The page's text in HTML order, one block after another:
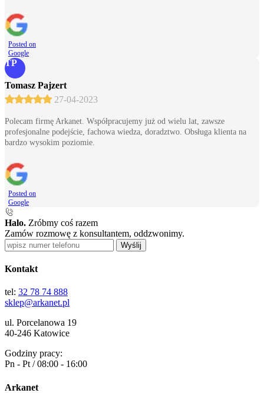
Posted on
Google
TP
Tomasz Pajzert
27-04-2023
Polecam firmę Arkanet. Współpracujemy już od wielu lat, zawsze
profesjonalne podejście, fachowa wiedza, doradztwo. Obsługa klienta na
bardzo wysokim poziomie.
Posted on
Google
Halo. Zróbmy coś razem
Zamów rozmowę z konsultantem, oddzwonimy.
Wyślij
Kontakt
tel: 32 78 74 888
sklep@arkanet.pl
ul. Porcelanowa 19
40-246 Katowice
Godziny pracy:
Pn - Pt / 08:00 - 16:00
Arkanet